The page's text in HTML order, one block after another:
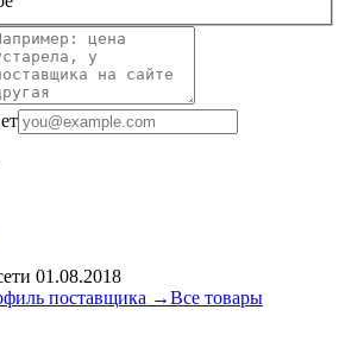
01.08.2018
поставщика →Все товары